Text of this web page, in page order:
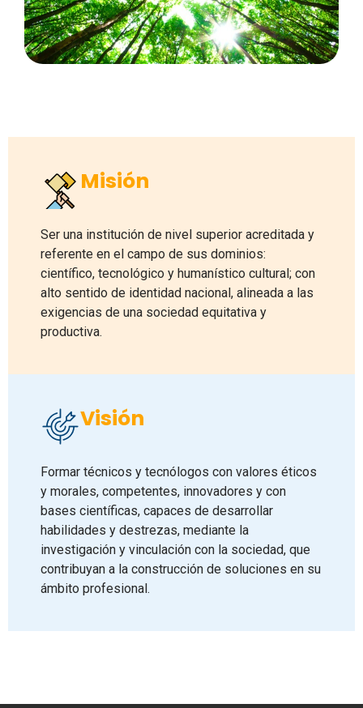
Misión
Ser una institución de nivel superior acreditada y
referente en el campo de sus dominios:
científico, tecnológico y humanístico cultural; con
alto sentido de identidad nacional, alineada a las
exigencias de una sociedad equitativa y
productiva.
Visión
Formar técnicos y tecnólogos con valores éticos
y morales, competentes, innovadores y con
bases científicas, capaces de desarrollar
habilidades y destrezas, mediante la
investigación y vinculación con la sociedad, que
contribuyan a la construcción de soluciones en su
ámbito profesional.